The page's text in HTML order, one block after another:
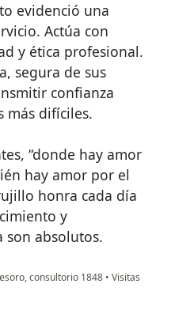
evidenció una
Actúa con
y ética profesional.
segura de sus
confianza
más difíciles.
“donde hay amor
hay amor por el
honra cada día
y
son absolutos.
consultorio 1848 • Visitas